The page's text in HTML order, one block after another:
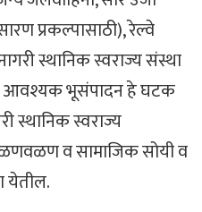
प्रकल्पासाठी), रेल्वे
स्थानिक स्वराज्य संस्था
आवश्यक भूसंपादन हे घटक
स्थानिक स्वराज्य
व सामाजिक सोयी व
येतील.